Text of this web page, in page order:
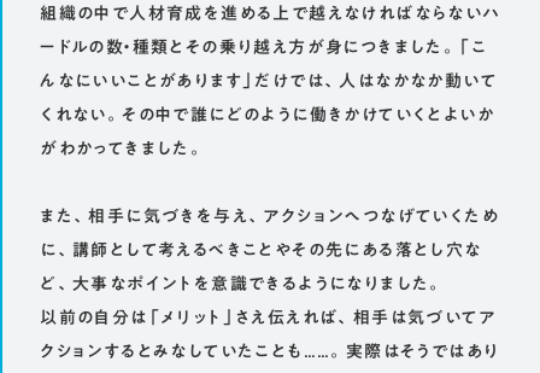
組織の中で人材育成を進める上で越えなければならないハ
ードルの数・種類とその乗り越え方が身につきました。「こ
んなにいいことがあります」だけでは、人はなかなか動いて
くれない。その中で誰にどのように働きかけていくとよいか
がわかってきました。
また、相手に気づきを与え、アクションへつなげていくため
に、講師として考えるべきことやその先にある落とし穴な
ど、大事なポイントを意識できるようになりました。
以前の自分は「メリット」さえ伝えれば、相手は気づいてア
クションするとみなしていたことも……。実際はそうではあり